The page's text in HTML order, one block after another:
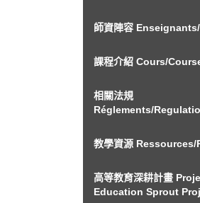
師資陣容
課程介紹 Cours/
相關法規
Réglements/
教學資源
高等教育深耕計畫
Education Sprout